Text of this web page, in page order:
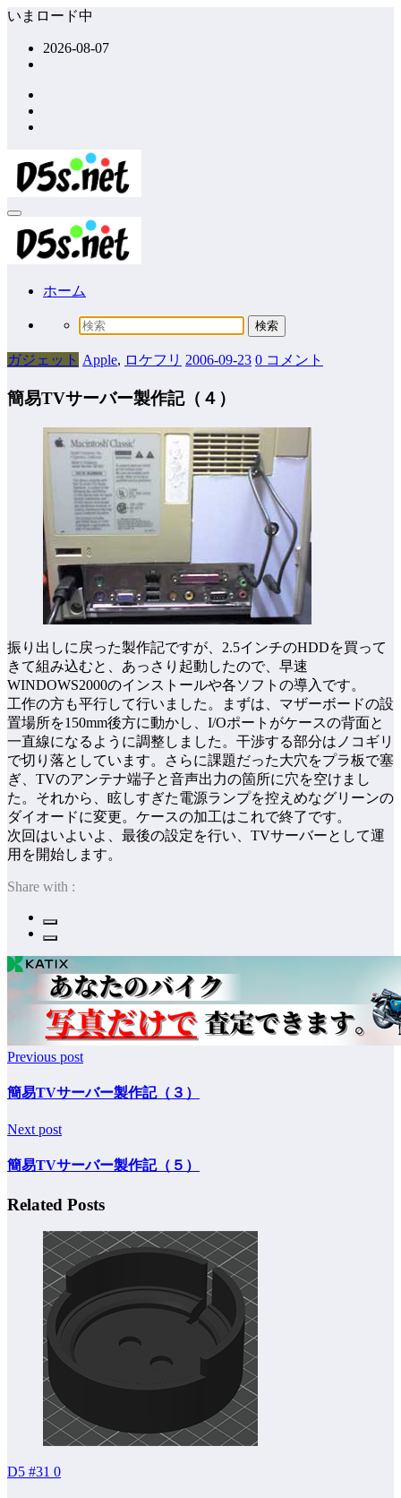
コ
ッ
プ
いまロード中
2026-08-07
ホーム
ガジェット Apple, ロケフリ 2006-09-23 0 コメント
簡易TVサーバー製作記（４）
振り出しに戻った製作記ですが、2.5インチのHDDを買って
きて組み込むと、あっさり起動したので、早速
WINDOWS2000のインストールや各ソフトの導入です。
工作の方も平行して行いました。まずは、マザーボードの設
置場所を150mm後方に動かし、I/Oポートがケースの背面と
一直線になるように調整しました。干渉する部分はノコギリ
で切り落としています。さらに課題だった大穴をプラ板で塞
ぎ、TVのアンテナ端子と音声出力の箇所に穴を空けまし
た。それから、眩しすぎた電源ランプを控えめなグリーンの
ダイオードに変更。ケースの加工はこれで終了です。
次回はいよいよ、最後の設定を行い、TVサーバーとして運
用を開始します。
Share with :
Previous post
簡易TVサーバー製作記（３）
Next post
簡易TVサーバー製作記（５）
Related Posts
D5 #31 0